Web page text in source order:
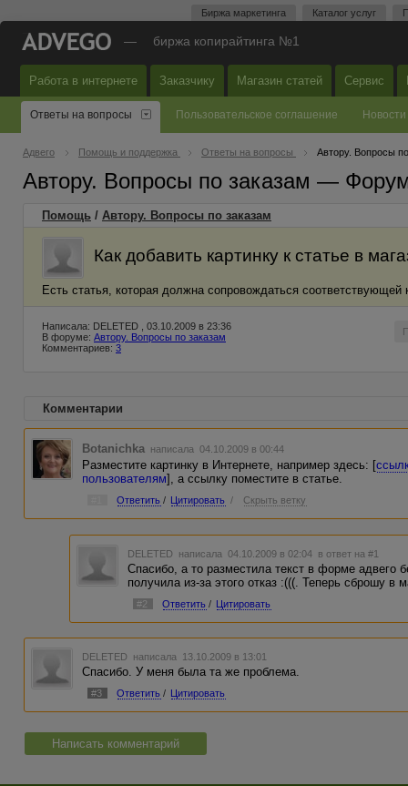
Биржа маркетинга Каталог услуг
— биржа копирайтинга №1
Работа в интернете Заказчику Магазин статей Сервис
Ответы на вопросы Пользовательское соглашение Новости
Адвего Помощь и поддержка Ответы на вопросы Автору. Вопросы
Автору. Вопросы по заказам —
Помощь / Автору. Вопросы по заказам
Как добавить картинку к статье в
Есть статья, которая должна сопровождаться соответствующей
Написала: DELETED , 03.10.2009 в 23:36
В форуме: Автору. Вопросы по заказам
Комментариев: 3
Комментарии
Botanichka написала 04.10.2009 в 00:44
Разместите картинку в Интернете, например здесь: [
пользователям], а ссылку поместите в статье.
Ответить / Цитировать / Скрыть ветку
DELETED написала 04.10.2009 в 02:04 в ответ на #1
Спасибо, а то разместила текст в форме адвего
получила из-за этого отказ :(((. Теперь сброшу в
#2 Ответить / Цитировать
DELETED написала 13.10.2009 в 13:01
Спасибо. У меня была та же проблема.
#3 Ответить / Цитировать
Написать комментарий